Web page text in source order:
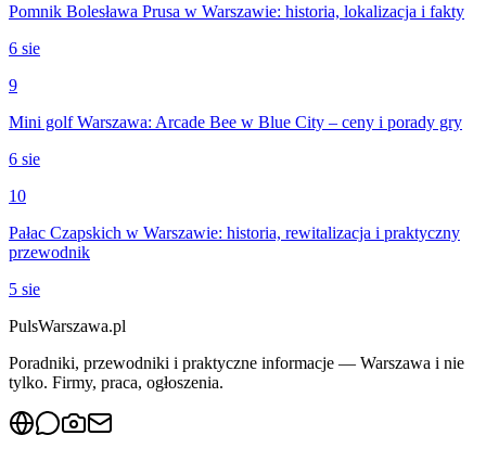
Pomnik Bolesława Prusa w Warszawie: historia, lokalizacja i fakty
6 sie
9
Mini golf Warszawa: Arcade Bee w Blue City – ceny i porady gry
6 sie
10
Pałac Czapskich w Warszawie: historia, rewitalizacja i praktyczny
przewodnik
5 sie
PulsWarszawa.pl
Poradniki, przewodniki i praktyczne informacje — Warszawa i nie
tylko. Firmy, praca, ogłoszenia.